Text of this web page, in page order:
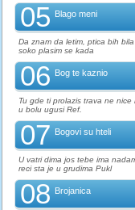
05 Blago meni
Da znam da letim, ptica bih
soko plasim se kada
06 Bog te kaznio
Tu gde ti prolazis trava ne
u bolu ugusi Ref.
07 Bogovi su hteli
U vatri dima jos tebe ima
reci sta je u grudima Pukl
08 Brojanica